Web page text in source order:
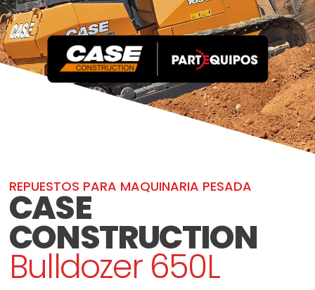
REPUESTOS PARA MAQUINARIA PESADA
CASE
CONSTRUCTION
Bulldozer 650L